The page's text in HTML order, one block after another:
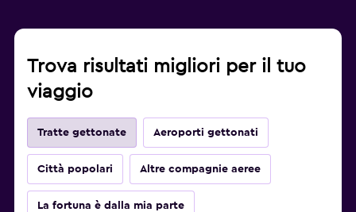
Trova risultati migliori per il tuo
viaggio
Tratte gettonate Aeroporti gettonati
Città popolari Altre compagnie aeree
La fortuna è dalla mia parte